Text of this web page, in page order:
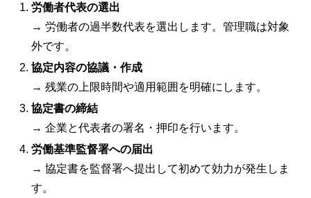
労働者代表の選出
→ 労働者の過半数代表を選出します。管理職は対象
外です。
協定内容の協議・作成
→ 残業の上限時間や適用範囲を明確にします。
協定書の締結
→ 企業と代表者の署名・押印を行います。
労働基準監督署への届出
→ 協定書を監督署へ提出して初めて効力が発生しま
す。